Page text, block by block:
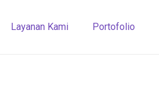
Layanan Kami Portofolio